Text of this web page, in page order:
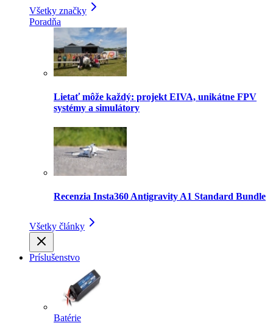
Všetky značky
Poradňa
Lietať môže každý: projekt EIVA, unikátne FPV
systémy a simulátory
Recenzia Insta360 Antigravity A1 Standard Bundle
Všetky články
Príslušenstvo
Batérie